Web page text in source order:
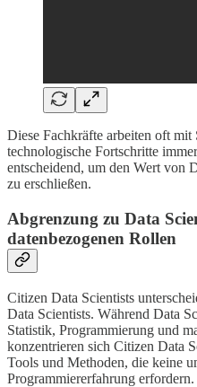
Diese Fachkräfte arbeiten oft
technologische Fortschritte
entscheidend, um den Wert von
zu erschließen.
Abgrenzung zu Data
datenbezogenen Rollen
Citizen Data Scientists
Data Scientists. Während Data
Statistik, Programmierung und
konzentrieren sich Citizen Data
Tools und Methoden, die keine
Programmiererfahrung erfordern.